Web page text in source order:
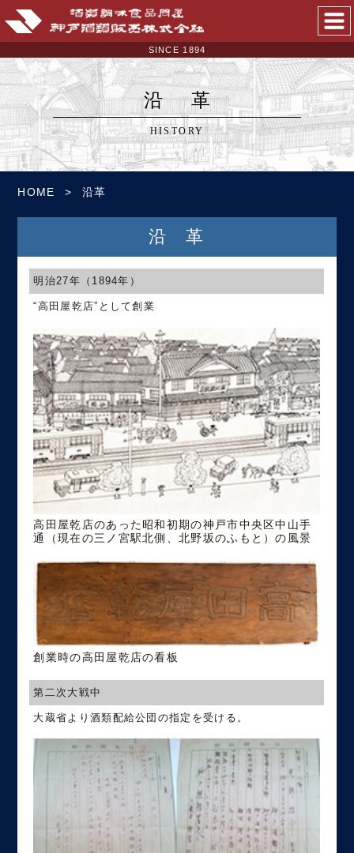
SINCE 1894
SINCE 1894
沿革
HISTORY
HOME 沿革
沿革
明治27年 （1894年）
“高田屋乾店”として創業
高田屋乾店のあった昭和初期の神戸市中央区中山手
通（現在の三ノ宮駅北側、北野坂のふもと）の風景
創業時の高田屋乾店の看板
第二次大戦中
大蔵省より酒類配給公団の指定を受ける。